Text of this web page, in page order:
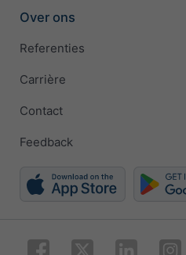
Over ons
Referenties
Carrière
Contact
Feedback